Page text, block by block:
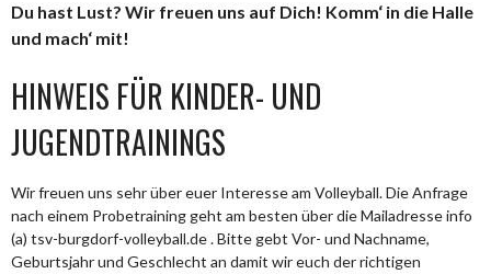
Du hast Lust? Wir freuen uns auf Dich! Komm‘ in die Halle
und mach‘ mit!
HINWEIS FÜR KINDER- UND
JUGENDTRAININGS
Wir freuen uns sehr über euer Interesse am Volleyball. Die Anfrage
nach einem Probetraining geht am besten über die Mailadresse info
(a) tsv-burgdorf-volleyball.de . Bitte gebt Vor- und Nachname,
Geburtsjahr und Geschlecht an damit wir euch der richtigen